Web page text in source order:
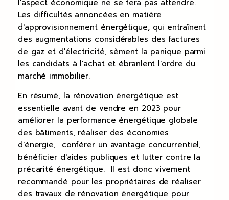
l'aspect économique ne se fera pas attendre.
Les difficultés annoncées en matière
d'approvisionnement énergétique, qui entraînent
des augmentations considérables des factures
de gaz et d'électricité, sèment la panique parmi
les candidats à l'achat et ébranlent l'ordre du
marché immobilier.
En résumé, la rénovation énergétique est
essentielle avant de vendre en 2023 pour
améliorer la performance énergétique globale
des bâtiments, réaliser des économies
d'énergie, conférer un avantage concurrentiel,
bénéficier d'aides publiques et lutter contre la
précarité énergétique. Il est donc vivement
recommandé pour les propriétaires de réaliser
des travaux de rénovation énergétique pour